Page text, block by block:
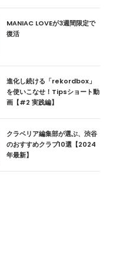
MANIAC LOVEが3週間限定で
復活
進化し続ける「rekordbox」
を使いこなせ！Tipsショート動
画【#2 実践編】
クラベリア編集部が選ぶ、渋谷
のおすすめクラブ10選【2024
年最新】